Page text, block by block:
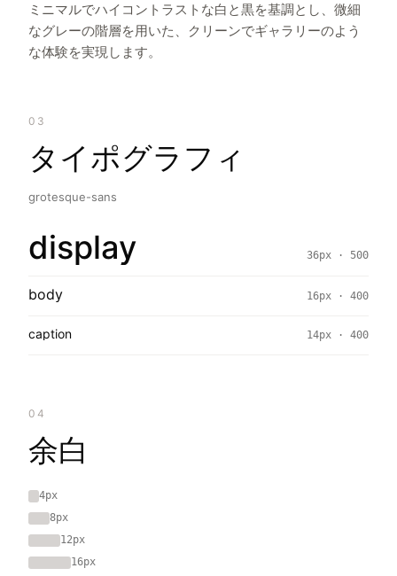
ミニマルでハイコントラストな白と黒を基調とし、微細
なグレーの階層を用いた、クリーンでギャラリーのよう
な体験を実現します。
03
タイポグラフィ
grotesque-sans
display 36px · 500
body 16px · 400
caption 14px · 400
04
余白
4px
8px
12px
16px